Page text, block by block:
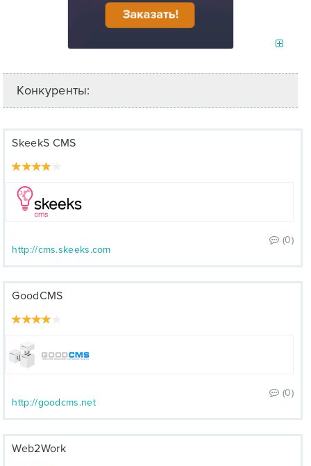
Конкуренты:
SkeekS CMS
(0)
http://cms.skeeks.com
GoodCMS
(0)
http://goodcms.net
Web2Work